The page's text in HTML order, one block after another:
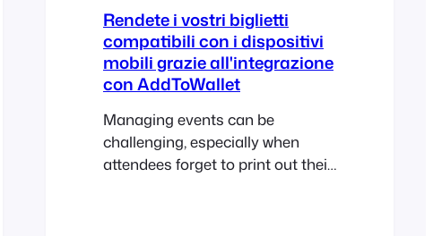
Rendete i vostri biglietti
compatibili con i dispositivi
mobili grazie all'integrazione
con AddToWallet
Managing events can be
challenging, especially when
attendees forget to print out their